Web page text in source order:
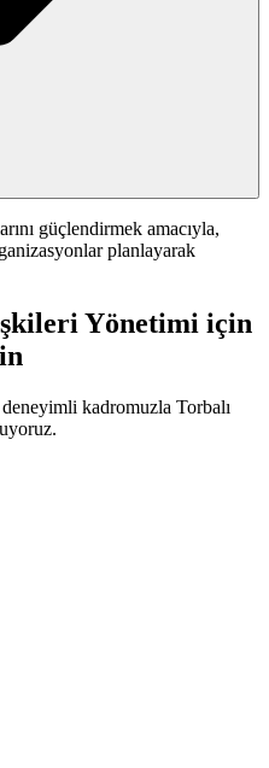
güçlendirmek amacıyla,
planlayarak
Yönetimi için
kadromuzla Torbalı